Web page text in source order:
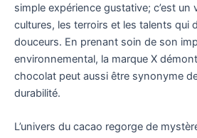
simple expérience gustative; c’est un
cultures, les terroirs et les talents qui
douceurs. En prenant soin de son
environnemental, la marque X
chocolat peut aussi être synonyme
durabilité.
L’univers du cacao regorge de